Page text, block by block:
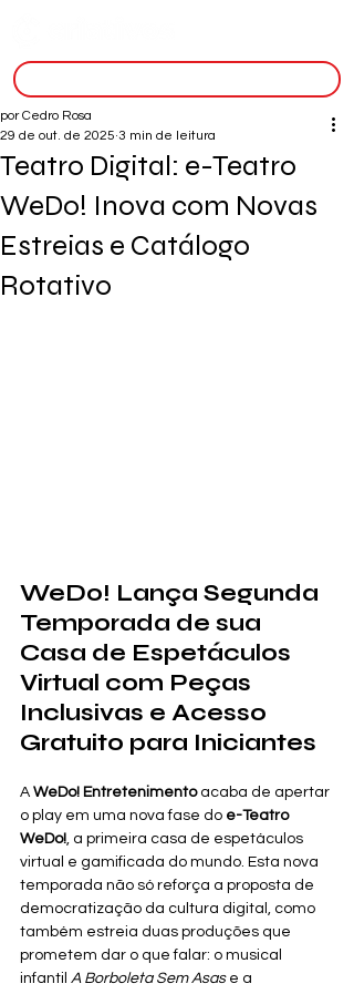
Teatro Digital: e-Teatro
WeDo! Inova com Novas
Estreias e Catálogo
Rotativo
por Cedro Rosa
29 de out. de 2025 3 min de leitura
WeDo! Lança Segunda
Temporada de sua
Casa de Espetáculos
Virtual com Peças
Inclusivas e Acesso
Gratuito para Iniciantes
A WeDo! Entretenimento acaba de apertar
o play em uma nova fase do e-Teatro
WeDo! , a primeira casa de espetáculos
virtual e gamificada do mundo. Esta nova
temporada não só reforça a proposta de
democratização da cultura digital, como
também estreia duas produções que
prometem dar o que falar: o musical
infantil A Borboleta Sem Asas e a